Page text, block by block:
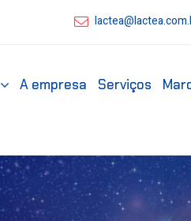
A empresa Serviços